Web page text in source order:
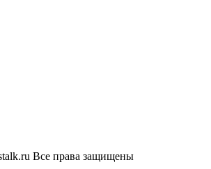
Все права защищены